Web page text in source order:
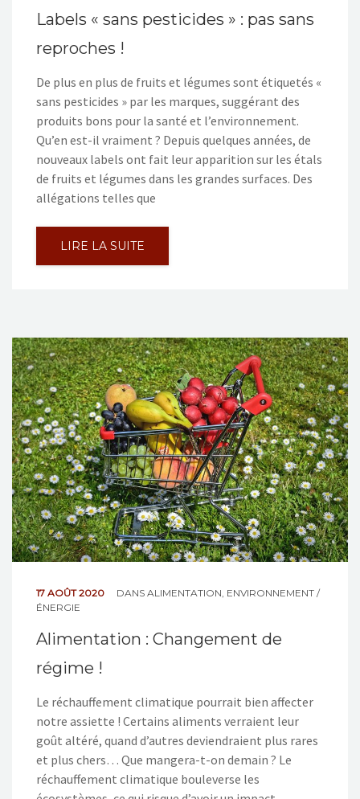
Labels « sans pesticides » : pas sans
reproches !
De plus en plus de fruits et légumes sont étiquetés «
sans pesticides » par les marques, suggérant des
produits bons pour la santé et l’environnement.
Qu’en est-il vraiment ? Depuis quelques années, de
nouveaux labels ont fait leur apparition sur les étals
de fruits et légumes dans les grandes surfaces. Des
allégations telles que
LIRE LA SUITE
17 AOÛT 2020 DANS ALIMENTATION ENVIRONNEMENT /
ÉNERGIE
Alimentation : Changement de
régime !
Le réchauffement climatique pourrait bien affecter
notre assiette ! Certains aliments verraient leur
goût altéré, quand d’autres deviendraient plus rares
et plus chers… Que mangera-t-on demain ? Le
réchauffement climatique bouleverse les